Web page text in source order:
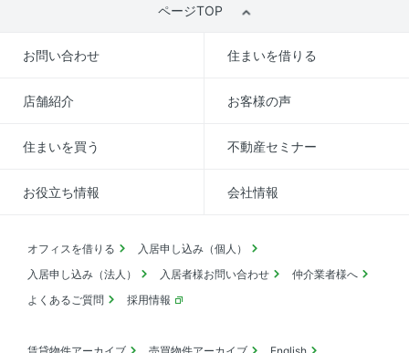
ページTOP
お問い合わせ 住まいを借りる
店舗紹介 お客様の声
住まいを買う 不動産セミナー
お役立ち情報 会社情報
オフィスを借りる
入居申し込み（個人）
入居申し込み（法人）
入居者様お問い合わせ
仲介業者様へ
よくあるご質問
採用情報